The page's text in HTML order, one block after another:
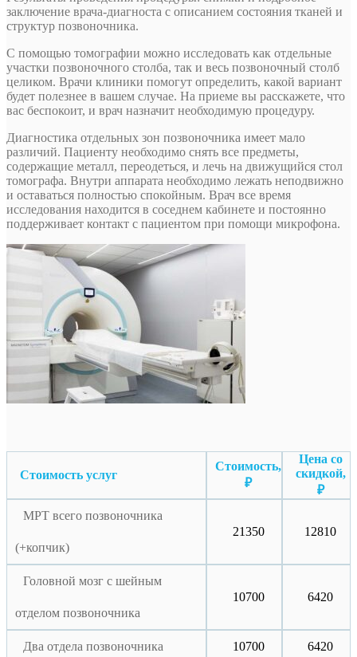
заключение врача-диагноста с описанием состояния тканей и
структур позвоночника.
С помощью томографии можно исследовать как отдельные
участки позвоночного столба, так и весь позвоночный столб
целиком. Врачи клиники помогут определить, какой вариант
будет полезнее в вашем случае. На приеме вы расскажете, что
вас беспокоит, и врач назначит необходимую процедуру.
Диагностика отдельных зон позвоночника имеет мало
различий. Пациенту необходимо снять все предметы,
содержащие металл, переодеться, и лечь на движущийся стол
томографа. Внутри аппарата необходимо лежать неподвижно
и оставаться полностью спокойным. Врач все время
исследования находится в соседнем кабинете и постоянно
поддерживает контакт с пациентом при помощи микрофона.
Стоимость услуг
Стоимость,
₽
Цена со
скидкой,
₽
МРТ всего позвоночника
(+копчик)
21350 12810
Головной мозг с шейным
отделом позвоночника
10700 6420
Два отдела позвоночника 10700 6420